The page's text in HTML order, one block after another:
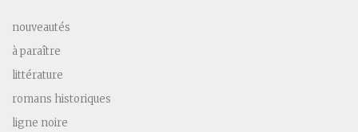
nouveautés
à paraître
littérature
romans historiques
ligne noire